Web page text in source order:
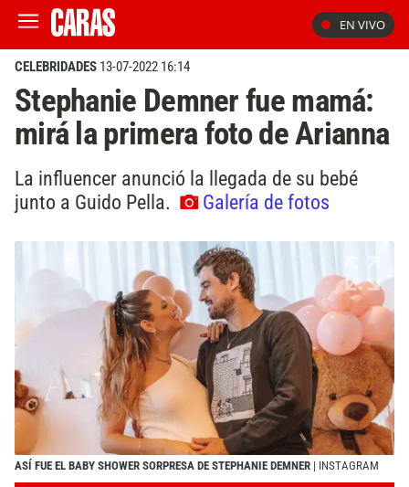
EN VIVO
CELEBRIDADES 13-07-2022 16:14
Stephanie Demner fue mamá:
mirá la primera foto de Arianna
La influencer anunció la llegada de su bebé
junto a Guido Pella.
Galería de fotos
ASÍ FUE EL BABY SHOWER SORPRESA DE STEPHANIE DEMNER | INSTAGRAM